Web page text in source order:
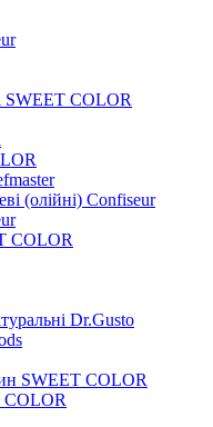
SWEET COLOR
(олійні) Confiseur
COLOR
Dr.Gusto
SWEET COLOR